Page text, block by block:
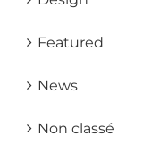
Featured
News
Non classé